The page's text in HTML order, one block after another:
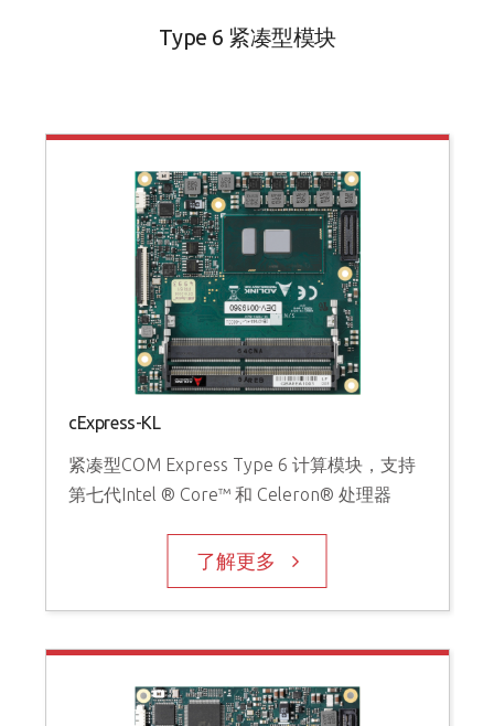
Type 6 紧凑型模块
cExpress-KL
紧凑型COM Express Type 6 计算模块，支持
第七代Intel ® Core™ 和 Celeron® 处理器
了解更多